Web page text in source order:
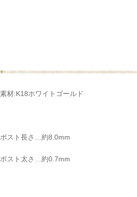
素材:K18ホワイトゴールド
ポスト長さ…約8.0mm
ポスト太さ…約0.7mm